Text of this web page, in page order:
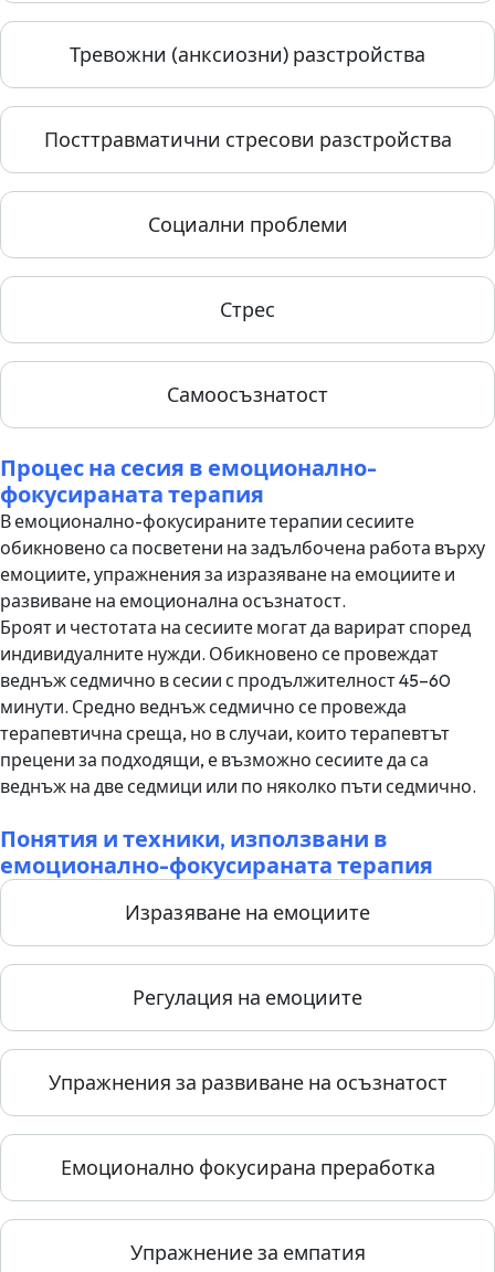
Тревожни (анксиозни) разстройства
Посттравматични стресови разстройства
Социални проблеми
Стрес
Самоосъзнатост
Процес на сесия в емоционално-
фокусираната терапия
В емоционално-фокусираните терапии сесиите
обикновено са посветени на задълбочена работа върху
емоциите, упражнения за изразяване на емоциите и
развиване на емоционална осъзнатост.
Броят и честотата на сесиите могат да варират според
индивидуалните нужди. Обикновено се провеждат
веднъж седмично в сесии с продължителност 45–60
минути. Средно веднъж седмично се провежда
терапевтична среща, но в случаи, които терапевтът
прецени за подходящи, е възможно сесиите да са
веднъж на две седмици или по няколко пъти седмично.
Понятия и техники, използвани в
емоционално-фокусираната терапия
Изразяване на емоциите
Регулация на емоциите
Упражнения за развиване на осъзнатост
Емоционално фокусирана преработка
Упражнение за емпатия